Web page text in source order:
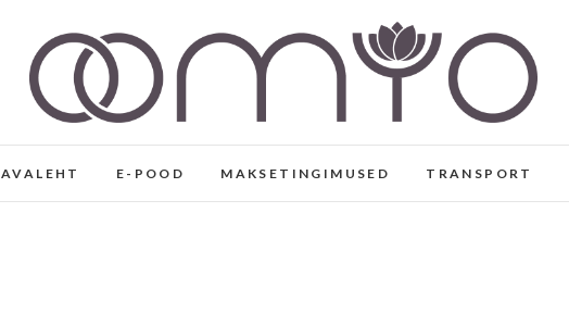
Eesti disaini- ja joogariided
AVALEHT E-POOD MAKSETINGIMUSED TRANSPORT